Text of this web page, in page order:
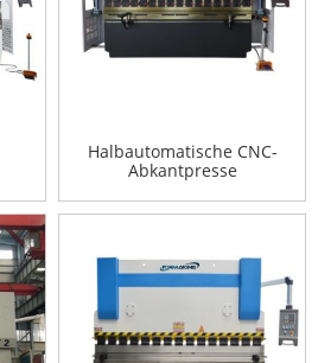
Halbautomatische CNC-
Abkantpresse